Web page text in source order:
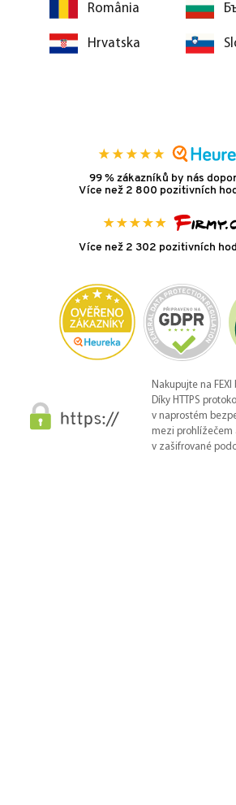
România
Hrvatska
99 % zákazníků by nás
Více než 2 800 pozitivních
Více než 2 302 pozitivních
Nakupujte na
Díky HTTPS
v naprostém
mezi prohlížečem
v zašifrované